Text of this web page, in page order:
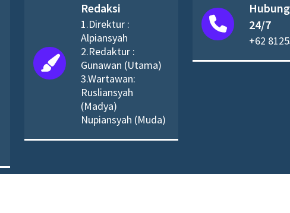
Redaksi
1.Direktur :
Alpiansyah
2.Redaktur :
Gunawan (Utama)
3.Wartawan:
Rusliansyah
(Madya)
Nupiansyah (Muda)
24/7
+62